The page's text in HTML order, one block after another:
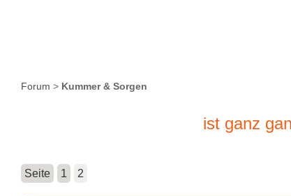
Forum > Kummer & Sorgen
ist ganz
Seite 1 2